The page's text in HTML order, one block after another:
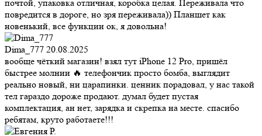
почтой, упаковка отличная, коробка целая. Переживала что
повредится в дороге, но зря переживала)) Планшет как
новенький, все функции ок, я довольна!
Dima_777 20.08.2025
вообще чёткий магазин! взял тут iPhone 12 Pro, пришёл
быстрее молнии 🔥 телефончик просто бомба, выглядит
реально новый, ни царапинки. ценник порадовал, у нас такой
тел гараздо дороже продают. думал будет пустая
комплектация, ан нет, зарядка и скрепка на месте. спасибо
ребятам, круто работаете!!!